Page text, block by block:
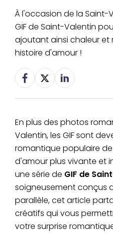
À l'occasion de la Saint-
GIF de Saint-Valentin
ajoutant ainsi chaleur et
histoire d'amour !
En plus des photos
Valentin, les GIF sont
romantique populaire
d'amour plus vivante et
une série de GIF de
soigneusement conçus
parallèle, cet article
créatifs qui vous
votre surprise